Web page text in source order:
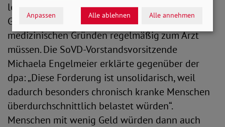
lenkte den Blick auf die Folgen, die solch eine
Gebühr für Patient*innen hätte, die aus
medizinischen Gründen regelmäßig zum Arzt
müssen. Die SoVD-Vorstandsvorsitzende
Michaela Engelmeier erklärte gegenüber der
dpa: „Diese Forderung ist unsolidarisch, weil
dadurch besonders chronisch kranke Menschen
überdurchschnittlich belastet würden“.
Menschen mit wenig Geld würden dann auch
Anpassen Alle ablehnen Alle annehmen